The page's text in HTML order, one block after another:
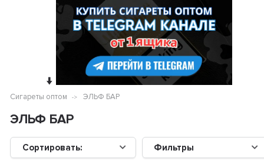
↓
Сигареты оптом ЭЛЬФ БАР
ЭЛЬФ БАР
Сортировать: Фильтры